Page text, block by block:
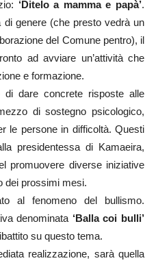
‘Ditelo a mamma e papà’.
di genere (che presto vedrà un
del Comune pentro), il
ad avviare un’attività che
e formazione.
dare concrete risposte alle
di sostegno psicologico,
le persone in difficoltà. Questi
presidentessa di Kamaeira,
promuovere diverse iniziative
dei prossimi mesi.
al fenomeno del bullismo.
denominata ‘Balla coi bulli’
su questo tema.
realizzazione, sarà quella